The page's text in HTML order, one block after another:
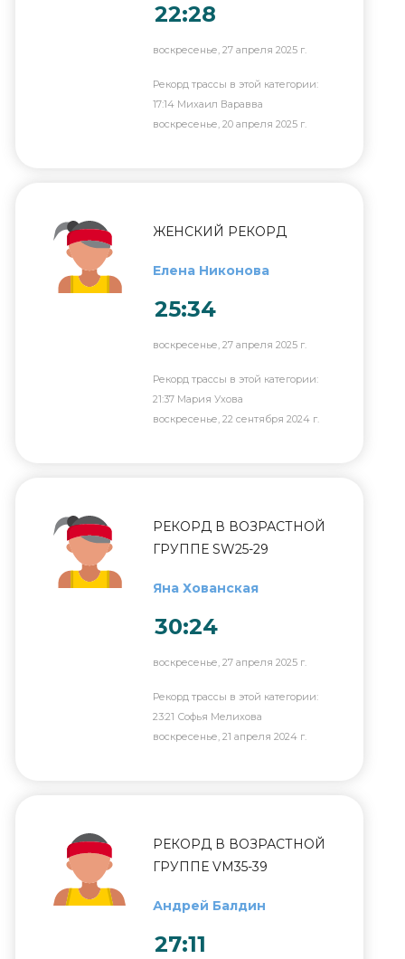
22:28
воскресенье, 27 апреля 2025 г.
Рекорд трассы в этой категории:
17:14 Михаил Варавва
воскресенье, 20 апреля 2025 г.
ЖЕНСКИЙ РЕКОРД
Елена Никонова
25:34
воскресенье, 27 апреля 2025 г.
Рекорд трассы в этой категории:
21:37 Мария Ухова
воскресенье, 22 сентября 2024 г.
РЕКОРД В ВОЗРАСТНОЙ
ГРУППЕ SW25-29
Яна Хованская
30:24
воскресенье, 27 апреля 2025 г.
Рекорд трассы в этой категории:
23:21 Софья Мелихова
воскресенье, 21 апреля 2024 г.
РЕКОРД В ВОЗРАСТНОЙ
ГРУППЕ VM35-39
Андрей Балдин
27:11